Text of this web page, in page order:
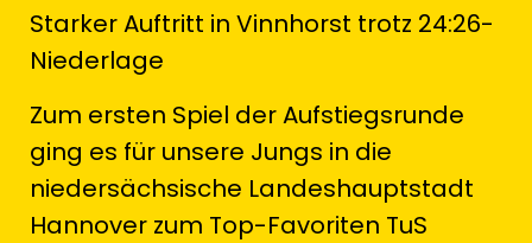
Starker Auftritt in Vinnhorst trotz 24:26-
Niederlage
Zum ersten Spiel der Aufstiegsrunde
ging es für unsere Jungs in die
niedersächsische Landeshauptstadt
Hannover zum Top-Favoriten TuS